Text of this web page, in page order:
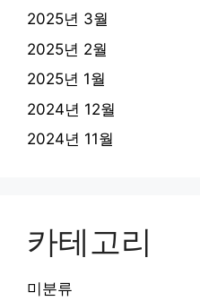
2025년 3월
2025년 2월
2025년 1월
2024년 12월
2024년 11월
카테고리
미분류